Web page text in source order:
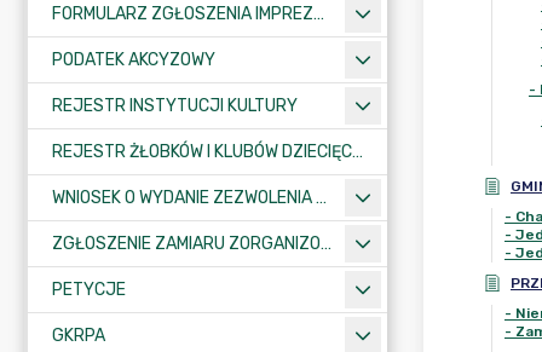
FORMULARZ ZGŁOSZENIA IMPREZY SPORTOWO-REKREACYJNEJ, ARTYSTYCZNEJ LUB ROZRYWKOWEJ
PODATEK AKCYZOWY
REJESTR INSTYTUCJI KULTURY
REJESTR ŻŁOBKÓW I KLUBÓW DZIECIĘCYCH
WNIOSEK O WYDANIE ZEZWOLENIA NA ZAJĘCIE PASA DROGOWEGO
ZGŁOSZENIE ZAMIARU ZORGANIZOWANIA ZGROMADZENIA
PETYCJE
GKRPA
-
-
-
-
-
-